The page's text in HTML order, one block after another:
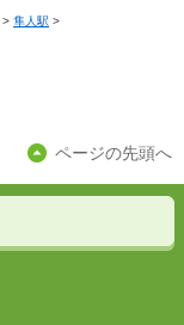
> 隼人駅 >
ページの先頭へ